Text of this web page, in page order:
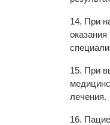
14. При
15. При
лечения.
16.